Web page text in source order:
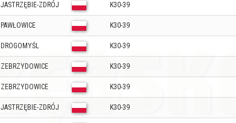
JASTRZĘBIE-ZDRÓJ K30-39
PAWŁOWICE K30-39
DROGOMYŚL K30-39
ZEBRZYDOWICE K30-39
ZEBRZYDOWICE K30-39
JASTRZĘBIE-ZDRÓJ K30-39